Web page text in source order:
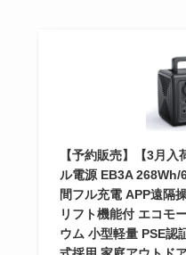
【予約販売】【3月
ル電源 EB3A 268Wh/
間フル充電 APP遠隔
リフト機能付 エコモ
ウム 小型軽量 PSE認